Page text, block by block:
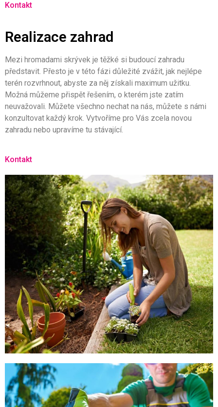
Kontakt
Realizace zahrad
Mezi hromadami skrývek je těžké si budoucí zahradu
představit. Přesto je v této fázi důležité zvážit, jak nejlépe
terén rozvrhnout, abyste za něj získali maximum užitku.
Možná můžeme přispět řešením, o kterém jste zatím
neuvažovali. Můžete všechno nechat na nás, můžete s námi
konzultovat každý krok. Vytvoříme pro Vás zcela novou
zahradu nebo upravíme tu stávající.
Kontakt